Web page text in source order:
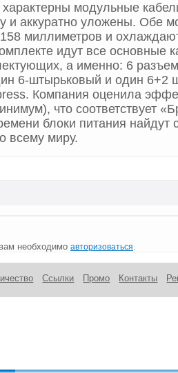
модульные
и аккуратно уложены. Обе
миллиметров и
идут все основные
а именно: 6
6-штырьковый и один 6+2
Компания оценила
что соответствует
блоки питания найдут
всему миру.
необходимо авторизоваться
Ссылки Промо Контакты